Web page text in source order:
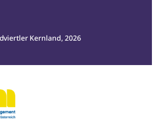
Kernland, 2026